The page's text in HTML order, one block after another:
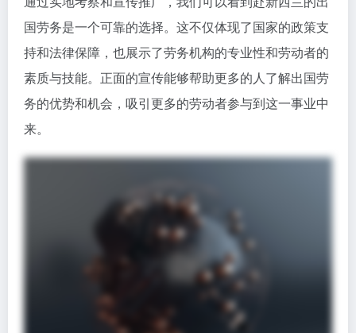
国劳务是一个可靠的选择。这不仅体现了国家的政策支
持和法律保障，也展示了劳务机构的专业性和劳动者的
素质与技能。正面的宣传能够帮助更多的人了解出国劳
务的优势和机会，吸引更多的劳动者参与到这一事业中
来。